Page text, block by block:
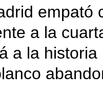
empató
a la
a la